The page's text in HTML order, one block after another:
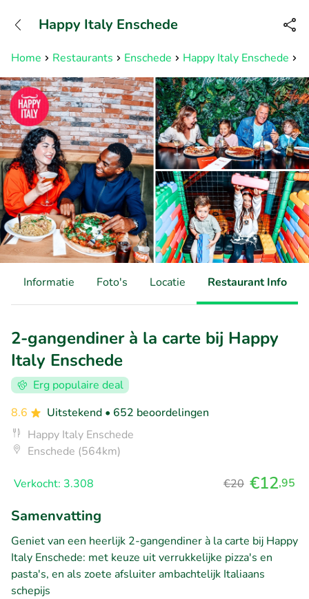
Bereikbaar tot 23:00 uur
Home Restaurants Enschede Happy Italy Enschede
Happy Italy Enschede
Informatie Foto's Locatie Restaurant Info
2-gangendiner à la carte bij Happy
Italy Enschede
Erg populaire deal
8.6
Uitstekend • 652 beoordelingen
Happy Italy Enschede
Enschede (564km)
Verkocht: 3.308 €20 €12,95
Samenvatting
Geniet van een heerlijk 2-gangendiner à la carte bij Happy
Italy Enschede: met keuze uit verrukkelijke pizza's en
pasta's, en als zoete afsluiter ambachtelijk Italiaans
schepijs